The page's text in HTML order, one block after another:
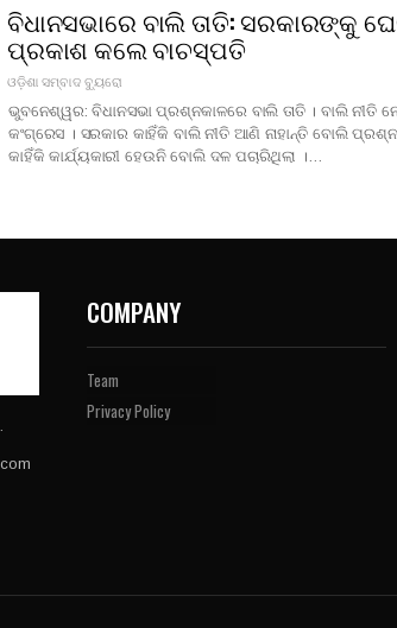
ବିଧାନସଭାରେ ବାଲି ତାତି: ସରକାରଙ୍କୁ
ପ୍ରକାଶ କଲେ ବାଚସ୍ପତି
ଓଡ଼ିଶା ସମ୍ବାଦ ବ୍ୟୁରୋ
ଭୁବନେଶ୍ୱର: ବିଧାନସଭା ପ୍ରଶ୍ନକାଳରେ ବାଲି ତାତି । ବାଲି
କଂଗ୍ରେସ । ସରକାର କାହିଁକି ବାଲି ନୀତି ଆଣି ନାହାନ୍ତି ବୋଲି
କାହିଁକି କାର୍ଯ୍ୟକାରୀ ହେଉନି ବୋଲି ଦଳ ପଚାରିଥିଲା ।…
COMPANY
Team
Privacy Policy